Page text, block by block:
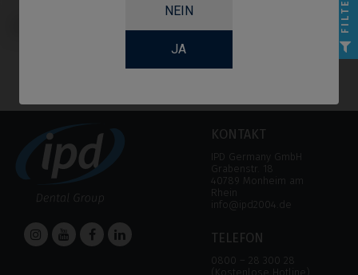
NEIN
JA
Biocare® Branemark System®
KONTAKT
IPD Germany GmbH
Grabenstr. 18
40789 Monheim am
Rhein
info@ipd2004.de
TELEFON
0800 – 28 300 28
(Kostenlose Hotline)
FILTER